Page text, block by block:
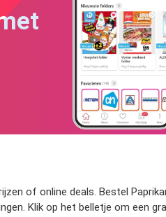
of online deals. Bestel
Klik op het belletje om een